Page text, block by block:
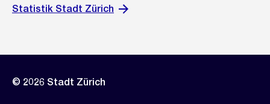
Statistik Stadt Zürich
© 2026 Stadt Zürich